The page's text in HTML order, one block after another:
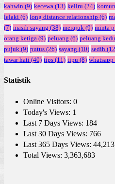
kahwin (9) kecewa (13) keliru (24)
lelaki (6) long distance relationship (6)
(7) masih sayang (38) merajuk (9) minta
orang ketiga (9) peluang (6) peluang
pujuk (9) putus (26) sayang (10) sedih
tawar hati (40) tips (11) tipu (8) whatsapp
Statistik
Online Visitors: 0
Today's Views: 1
Last 7 Days Views: 184
Last 30 Days Views: 766
Last 365 Days Views: 44,213
Total Views: 3,363,683